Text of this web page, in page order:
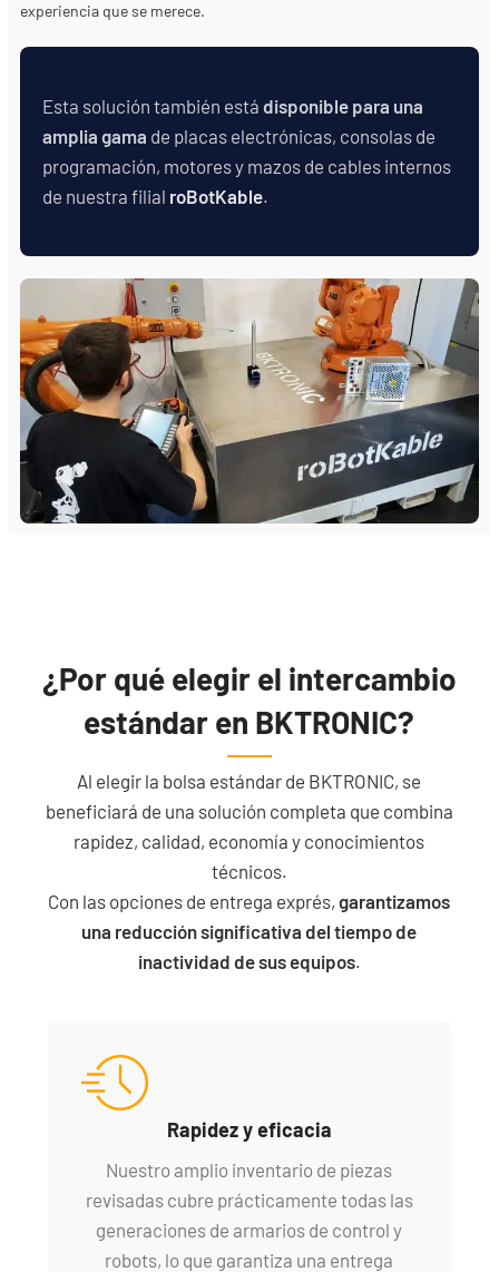
experiencia que se merece.
Esta solución también está disponible para una
amplia gama de placas electrónicas, consolas de
programación, motores y mazos de cables internos
de nuestra filial roBotKable.
¿Por qué elegir el intercambio
estándar en BKTRONIC?
Al elegir la bolsa estándar de BKTRONIC, se
beneficiará de una solución completa que combina
rapidez, calidad, economía y conocimientos
técnicos.
Con las opciones de entrega exprés,garantizamos
una reducción significativa del tiempo de
inactividad de sus equipos.
Rapidez y eficacia
Nuestro amplio inventario de piezas
revisadas cubre prácticamente todas las
generaciones de armarios de control y
robots, lo que garantiza una entrega